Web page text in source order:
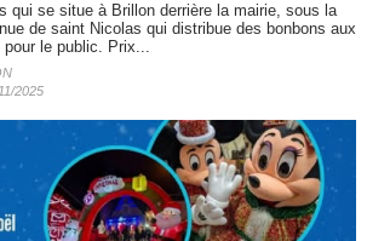
qui se situe à Brillon derrière la mairie, sous la
de saint Nicolas qui distribue des bonbons aux
le public. Prix...
2025